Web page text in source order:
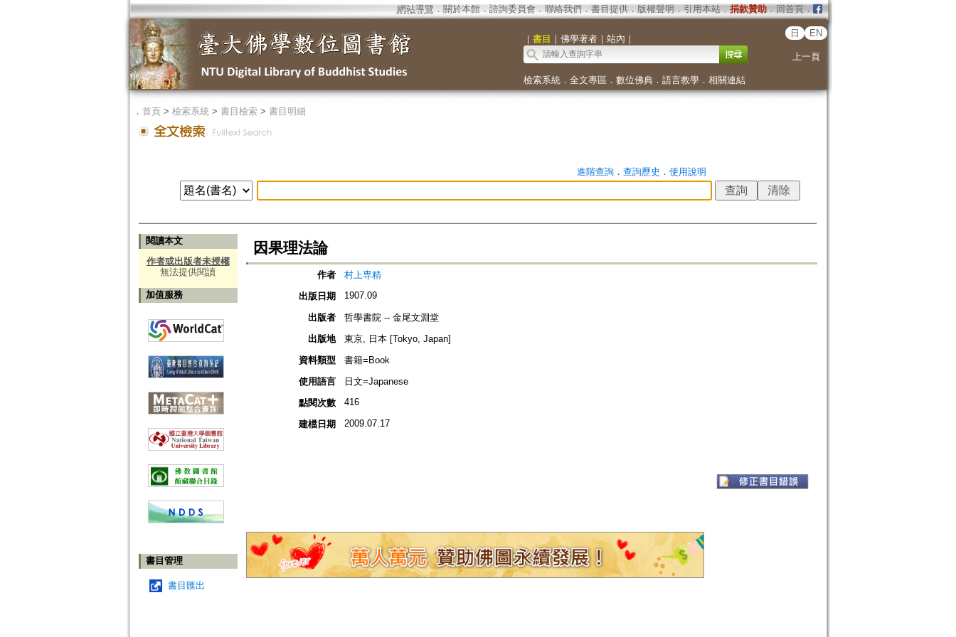
網站導覽 ． 關於本館． 諮詢委員會． 聯絡我們 ． 書目提供． 版權聲明 ． 引用本站． 捐款贊助．回首頁．
｜ 書目 ｜ 佛學著者｜ 站內 ｜
日 EN
上一頁
檢索系統． 全文專區 ． 數位佛典． 語言教學． 相關連結
． 首頁> 檢索系統> 書目檢索> 書目明細
進階查詢． 查詢歷史 ． 使用說明
閱讀本文
作者或出版者未授權
無法提供閱讀
加值服務
書目管理
書目匯出
因果理法論
作者
村上専精
出版日期
1907.09
出版者
哲學書院 -- 金尾文淵堂
出版地
東京, 日本 [Tokyo, Japan]
資料類型
書籍=Book
使用語言
日文=Japanese
點閱次數
416
建檔日期 2009.07.17